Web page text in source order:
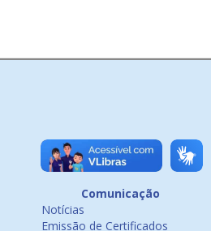
Comunicação
Notícias
Emissão de Certificados